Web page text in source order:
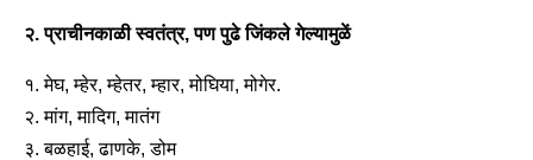
२. प्राचीनकाळी स्वतंत्र, पण पुढे जिंकले गेल्यामुळें
१. मेघ, म्हेर, म्हेतर, म्हार, मोघिया, मोगेर.
२. मांग, मादिग, मातंग
३. बळहाई, ढाणके, डोम